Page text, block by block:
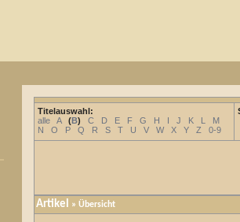
Titelauswahl:
alle
A (B) C D E F G H I J K L
M
N
O P Q R S T U V W X Y Z 0-9
Artikel » Übersicht